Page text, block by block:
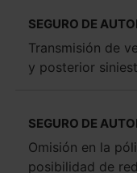
SEGURO DE
Transmisión de
y posterior
SEGURO DE
Omisión en la
posibilidad de